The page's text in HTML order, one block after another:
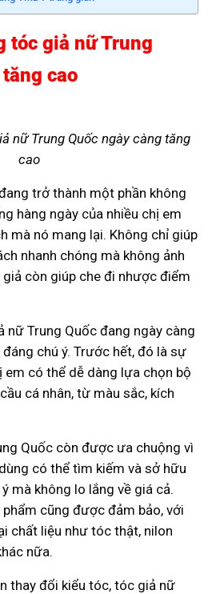
tóc giả nữ Trung
cao
nữ Trung Quốc ngày càng tăng
cao
trở thành một phần không
hàng ngày của nhiều chị em
mà nó mang lại. Không chỉ giúp
nhanh chóng mà không ảnh
còn giúp che đi nhược điểm
nữ Trung Quốc đang ngày càng
chú ý. Trước hết, đó là sự
em có thể dễ dàng lựa chọn bộ
cá nhân, từ màu sắc, kích
Quốc còn được ưa chuộng vì
có thể tìm kiếm và sở hữu
mà không lo lắng về giá cả.
cũng được đảm bảo, với
chất liệu như tóc thật, nilon
nữa.
thay đổi kiểu tóc, tóc giả nữ